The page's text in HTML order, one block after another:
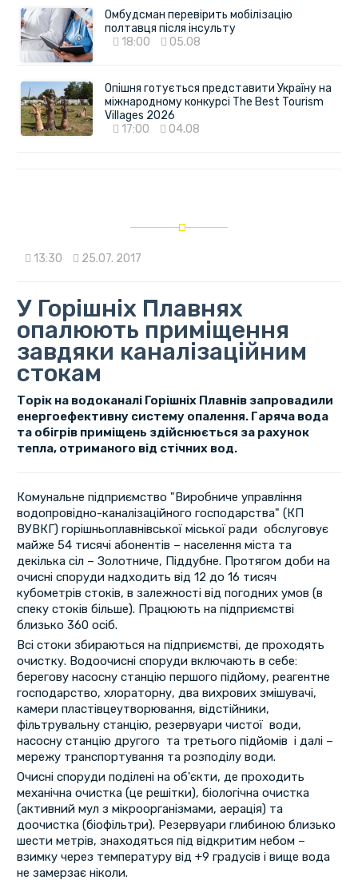
Омбудсман перевірить мобілізацію
полтавця після інсульту
18:00
05.08
Опішня готується представити Україну на
міжнародному конкурсі The Best Tourism
Villages 2026
17:00
04.08
13:30 25.07. 2017
У Горішніх Плавнях
опалюють приміщення
завдяки каналізаційним
стокам
Торік на водоканалі Горішніх Плавнів запровадили
енергоефективну систему опалення. Гаряча вода
та обігрів приміщень здійснюється за рахунок
тепла, отриманого від стічних вод.
Комунальне підприємство "Виробниче управління
водопровідно-каналізаційного господарства" (КП
ВУВКГ) горішньоплавнівської міської ради обслуговує
майже 54 тисячі абонентів – населення міста та
декілька сіл – Золотниче, Піддубне. Протягом доби на
очисні споруди надходить від 12 до 16 тисяч
кубометрів стоків, в залежності від погодних умов (в
спеку стоків більше). Працюють на підприємстві
близько 360 осіб.
Всі стоки збираються на підприємстві, де проходять
очистку. Водоочисні споруди включають в себе:
берегову насосну станцію першого підйому, реагентне
господарство, хлораторну, два вихрових змішувачі,
камери пластівцеутворювання, відстійники,
фільтрувальну станцію, резервуари чистої води,
насосну станцію другого та третього підйомів і далі –
мережу транспортування та розподілу води.
Очисні споруди поділені на об'єкти, де проходить
механічна очистка (це решітки), біологічна очистка
(активний мул з мікроорганізмами, аерація) та
доочистка (біофільтри). Резервуари глибиною близько
шести метрів, знаходяться під відкритим небом –
взимку через температуру від +9 градусів і вище вода
не замерзає ніколи.